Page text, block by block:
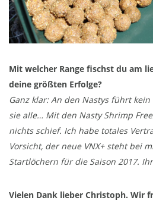
Mit welcher Range fischst du am
deine größten Erfolge?
Ganz klar: An den Nastys führt
sie alle… Mit den Nasty Shrimp
nichts schief. Ich habe totales
Vorsicht, der neue VNX+ steht bei
Startlöchern für die Saison 2017.
Vielen Dank lieber Christoph. Wir